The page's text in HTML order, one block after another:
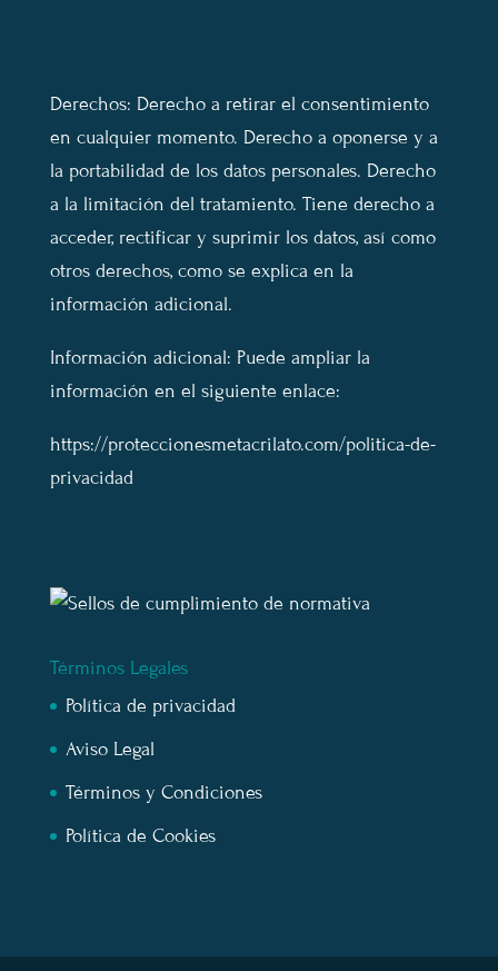
Derechos: Derecho a retirar el consentimiento
en cualquier momento. Derecho a oponerse y a
la portabilidad de los datos personales. Derecho
a la limitación del tratamiento. Tiene derecho a
acceder, rectificar y suprimir los datos, así como
otros derechos, como se explica en la
información adicional.
Información adicional: Puede ampliar la
información en el siguiente enlace:
https://proteccionesmetacrilato.com/politica-de-
privacidad
Términos Legales
Política de privacidad
Aviso Legal
Términos y Condiciones
Política de Cookies